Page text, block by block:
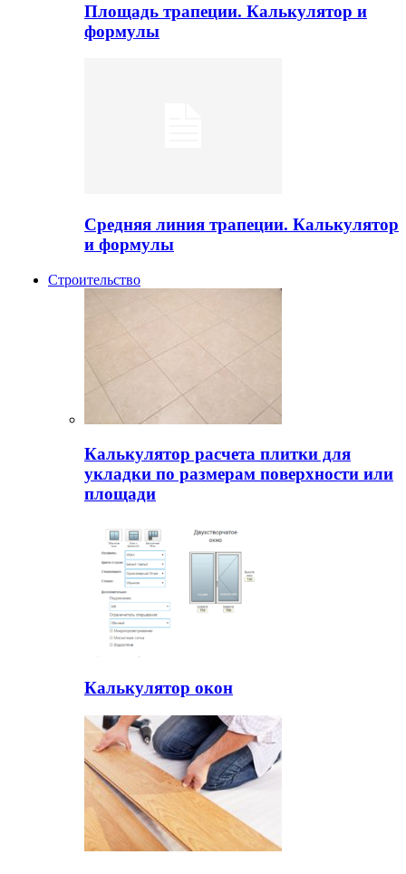
Площадь трапеции. Калькулятор и
формулы
Средняя линия трапеции. Калькулятор
и формулы
Строительство
Калькулятор расчета плитки для
укладки по размерам поверхности или
площади
Калькулятор окон